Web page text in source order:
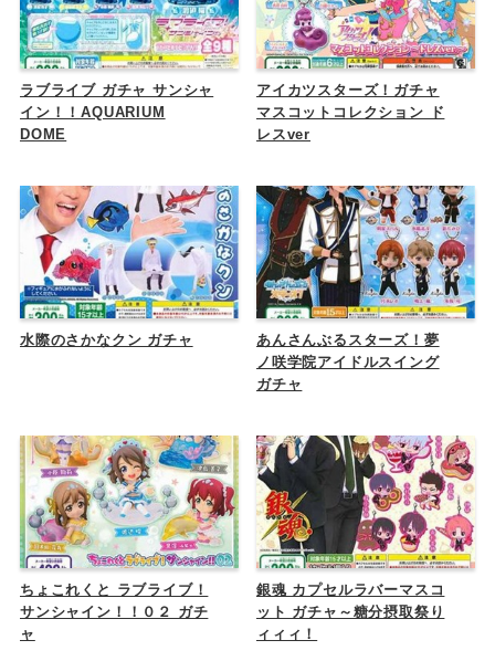
ラブライブ ガチャ サンシャ
イン！！AQUARIUM
DOME
アイカツスターズ！ガチャ
マスコットコレクション ド
レスver
水際のさかなクン ガチャ
あんさんぶるスターズ！夢
ノ咲学院アイドルスイング
ガチャ
ちょこれくと ラブライブ！
サンシャイン！！０２ ガチ
ャ
銀魂 カプセルラバーマスコ
ット ガチャ～糖分摂取祭り
ィィィ！